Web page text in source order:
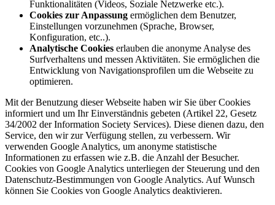
Funktionalitäten (Videos, Soziale Netzwerke etc.).
Cookies zur Anpassung ermöglichen dem Benutzer,
Einstellungen vorzunehmen (Sprache, Browser,
Konfiguration, etc..).
Analytische Cookies erlauben die anonyme Analyse des
Surfverhaltens und messen Aktivitäten. Sie ermöglichen die
Entwicklung von Navigationsprofilen um die Webseite zu
optimieren.
Mit der Benutzung dieser Webseite haben wir Sie über Cookies
informiert und um Ihr Einverständnis gebeten (Artikel 22, Gesetz
34/2002 der Information Society Services). Diese dienen dazu, den
Service, den wir zur Verfügung stellen, zu verbessern. Wir
verwenden Google Analytics, um anonyme statistische
Informationen zu erfassen wie z.B. die Anzahl der Besucher.
Cookies von Google Analytics unterliegen der Steuerung und den
Datenschutz-Bestimmungen von Google Analytics. Auf Wunsch
können Sie Cookies von Google Analytics deaktivieren.